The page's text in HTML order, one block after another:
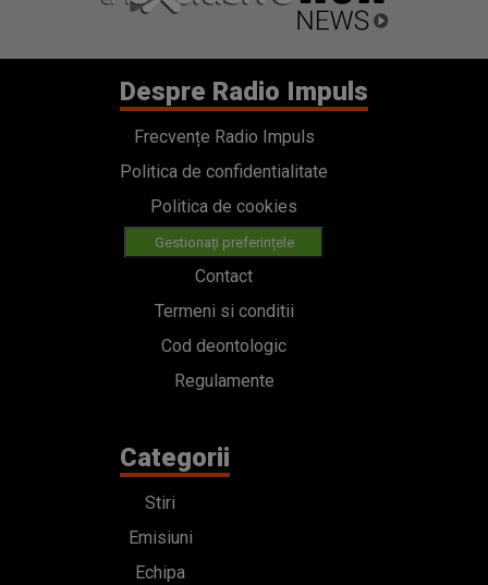
Despre Radio Impuls
Frecvențe Radio Impuls
Politica de confidentialitate
Politica de cookies
Gestionați preferințele
Contact
Termeni si conditii
Cod deontologic
Regulamente
Categorii
Stiri
Emisiuni
Echipa